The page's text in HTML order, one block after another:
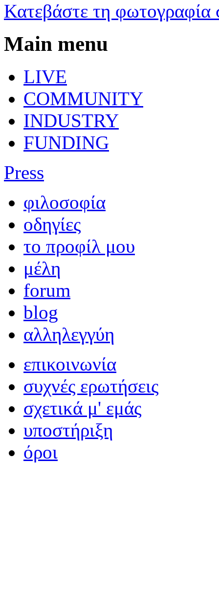
Κατεβάστε τη φωτογραφία
Main menu
LIVE
COMMUNITY
INDUSTRY
FUNDING
Press
φιλοσοφία
οδηγίες
το προφίλ μου
μέλη
forum
blog
αλληλεγγύη
επικοινωνία
συχνές ερωτήσεις
σχετικά μ' εμάς
υποστήριξη
όροι